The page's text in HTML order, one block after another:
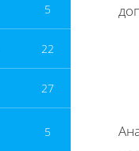
5
22
27
5